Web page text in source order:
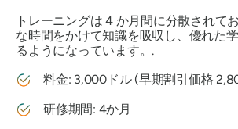
トレーニングは 4 か月間に分散されて
な時間をかけて知識を吸収し、優れた
るようになっています。.
料金: 3,000ドル (早期割引価格
研修期間: 4か月